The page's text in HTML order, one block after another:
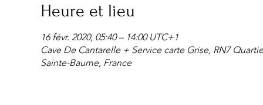
Heure et lieu
16 févr. 2020, 05:40 – 14:00 UTC+1
Cave De Cantarelle + Service carte Grise, RN7
Sainte-Baume, France